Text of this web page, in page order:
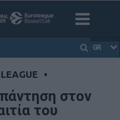
GR
•
στον
του